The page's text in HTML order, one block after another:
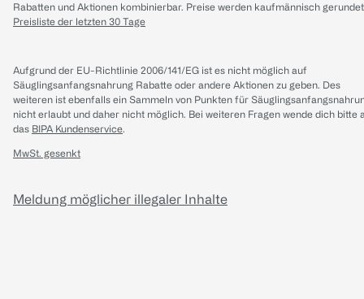
Rabatten und Aktionen kombinierbar. Preise werden kaufmännisch
Preisliste der letzten 30 Tage
Aufgrund der EU-Richtlinie 2006/141/EG ist es nicht möglich auf
Säuglingsanfangsnahrung Rabatte oder andere Aktionen zu geben. Des
weiteren ist ebenfalls ein Sammeln von Punkten für
nicht erlaubt und daher nicht möglich. Bei weiteren Fragen wende dich bitte
das BIPA Kundenservice.
MwSt. gesenkt
Meldung möglicher illegaler Inhalte